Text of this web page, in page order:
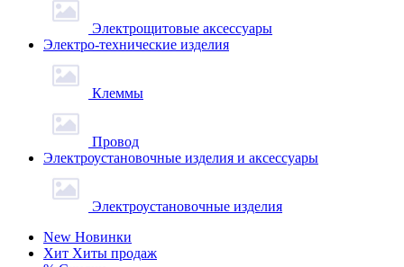
Электрощитовые аксессуары
Электро-технические изделия
Клеммы
Провод
Электроустановочные изделия и аксессуары
Электроустановочные изделия
New Новинки
Хит Хиты продаж